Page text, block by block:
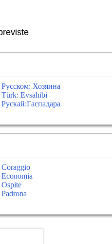
Русском: Хозяина
Türk: Evsahibi
Рускай:Гаспадара
Coraggio
Economia
Ospite
Padrona